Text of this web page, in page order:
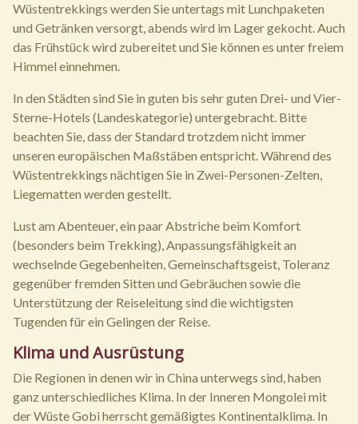
Wüstentrekkings werden Sie untertags mit Lunchpaketen
und Getränken versorgt, abends wird im Lager gekocht. Auch
das Frühstück wird zubereitet und Sie können es unter freiem
Himmel einnehmen.
In den Städten sind Sie in guten bis sehr guten Drei- und Vier-
Sterne-Hotels (Landeskategorie) untergebracht. Bitte
beachten Sie, dass der Standard trotzdem nicht immer
unseren europäischen Maßstäben entspricht. Während des
Wüstentrekkings nächtigen Sie in Zwei-Personen-Zelten,
Liegematten werden gestellt.
Lust am Abenteuer, ein paar Abstriche beim Komfort
(besonders beim Trekking), Anpassungsfähigkeit an
wechselnde Gegebenheiten, Gemeinschaftsgeist, Toleranz
gegenüber fremden Sitten und Gebräuchen sowie die
Unterstützung der Reiseleitung sind die wichtigsten
Tugenden für ein Gelingen der Reise.
Klima und Ausrüstung
Die Regionen in denen wir in China unterwegs sind, haben
ganz unterschiedliches Klima. In der Inneren Mongolei mit
der Wüste Gobi herrscht gemäßigtes Kontinentalklima. In